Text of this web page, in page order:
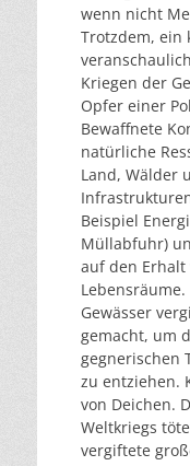
wenn nicht
Trotzdem, ein
Kriegen der
Opfer einer
Bewaffnete
natürliche
Land, Wälder
Beispiel
Müllabfuhr)
auf den
Gewässer
gemacht, um
gegnerischen
zu entziehen.
von Deichen.
Weltkriegs
vergiftete